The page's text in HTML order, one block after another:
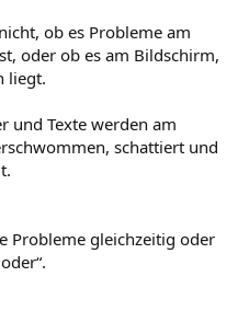
ob es Probleme am
oder ob es am Bildschirm,
liegt.
und Texte werden am
schattiert und
Probleme gleichzeitig oder